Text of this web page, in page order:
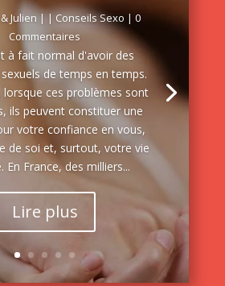
Julien||Conseils Sexo | 0
Commentaires
à fait normal d'avoir des
de temps en temps.
lorsque ces problèmes sont
ils peuvent constituer une
votre confiance en vous,
de soi et, surtout, votre vie
En France, des milliers...
Lire plus